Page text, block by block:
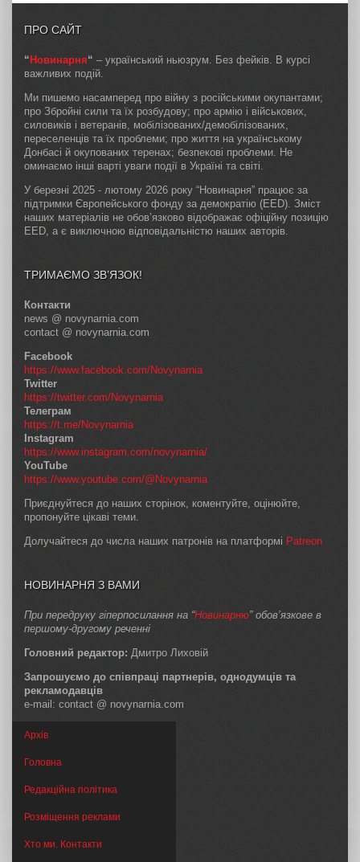
ПРО САЙТ
“ Новинарня“ – український ньюзрум. Без фейків. В курсі
важливих подій.
Ми пишемо насамперед про війну з російськими окупантами;
про Збройні сили та їх розбудову; про армію і військових,
силовиків і ветеранів, мобілізованих/демобілізованих,
переселенців та їх проблеми; про життя на українському
Донбасі й окупованих теренах; безпекові проблеми. Не
оминаємо інші варті уваги події в Україні та світі.
У березні 2025 - лютому 2026 року “Новинарня” працює за
підтримки Європейського фонду за демократію (EED). Зміст
наших матеріалів не обов’язково відображає офіційну позицію
EED, а є виключною відповідальністю наших авторів.
ТРИМАЄМО ЗВ’ЯЗОК!
Контакти
news @ novynarnia.com
contact @ novynarnia.com
Facebook
https://www.facebook.com/Novynarnia
Twitter
https://twitter.com/Novynarnia
Телеграм
https://t.me/Novynarnia
Instagram
https://www.instagram.com/novynarnia/
YouTube
https://www.youtube.com/@Novynarnia
Приєднуйтеся до наших сторінок, коментуйте, оцінюйте,
пропонуйте цікаві теми.
Долучайтеся до числа наших патронів на платформі Patreon
НОВИНАРНЯ З ВАМИ
При передруку гіперпосилання на “Новинарню” обов’язкове в
першому-другому реченні
Головний редактор: Дмитро Лиховій
Запрошуємо до співпраці партнерів, однодумців та
рекламодавців
e-mail: contact @ novynarnia.com
Архів
Головна
Редакційна політика
Розміщення реклами
Хто ми. Контакти